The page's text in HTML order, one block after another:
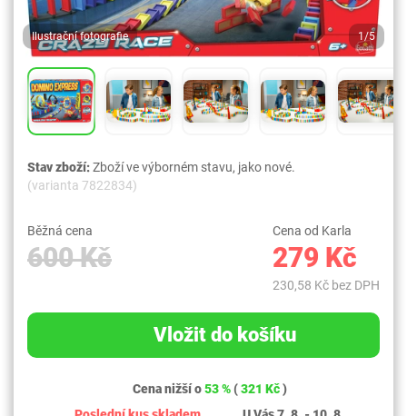
Ilustrační fotografie 1/5
Stav zboží:Zboží ve výborném stavu, jako nové.
(varianta 7822834)
Běžná cena
600 Kč
Cena od Karla
279 Kč
230,58 Kč bez DPH
Vložit do košíku
Cena nižší o53 %(321 Kč)